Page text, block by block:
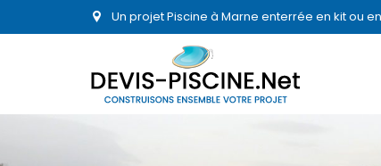
Un projet Piscine à Marne enterrée en kit ou